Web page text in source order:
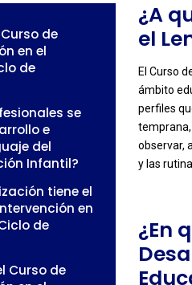
de
en el
de
se
e
del
Infantil?
tiene el
en
de
Curso de
¿A
el
El Curso
ámbito
perfiles
observar,
y las
-
¿En